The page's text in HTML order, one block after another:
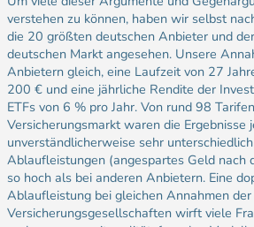
verstehen zu können, haben wir selbst
die 20 größten deutschen Anbieter und
deutschen Markt angesehen. Unsere
Anbietern gleich, eine Laufzeit von 27
200 € und eine jährliche Rendite der
ETFs von 6 % pro Jahr. Von rund 98
Versicherungsmarkt waren die Ergebnisse
unverständlicherweise sehr
Ablaufleistungen (angespartes Geld nach
so hoch als bei anderen Anbietern. Eine
Ablaufleistung bei gleichen Annahmen
Versicherungsgesellschaften wirft viele